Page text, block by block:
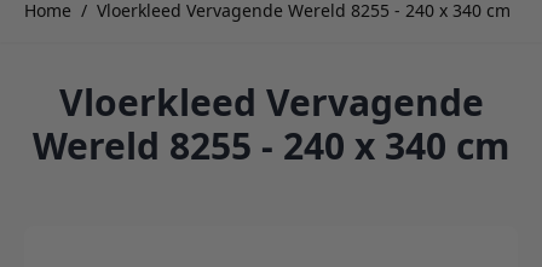
Home / Vloerkleed Vervagende Wereld 8255 - 240 x 340 cm
Vloerkleed Vervagende
Wereld 8255 - 240 x 340 cm